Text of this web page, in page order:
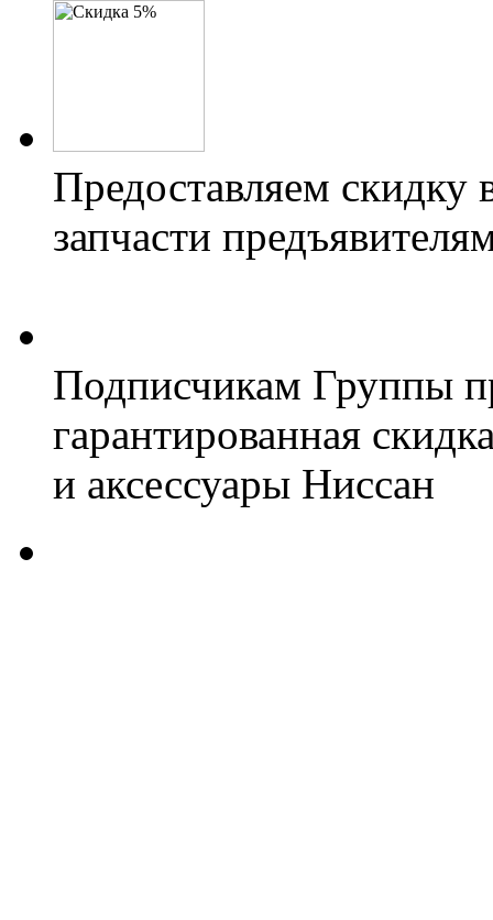
Предоставляем скидку
запчасти
Подписчикам Группы
гарантированная
и аксессуары Ниссан